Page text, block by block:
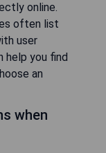
online.
often list
user
help you find
an
when